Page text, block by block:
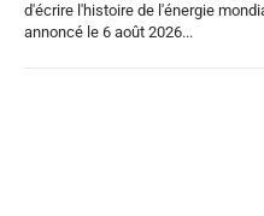
d'écrire l'histoire de l'énergie mondiale. MAX Power Mining
annoncé le 6 août 2026...